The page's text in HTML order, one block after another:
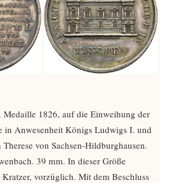
Medaille 1826, auf die Einweihung der
in Anwesenheit Königs Ludwigs I. und
von Sachsen-Hildburghausen.
39 mm. In dieser Größe
vorzüglich. Mit dem Beschluss